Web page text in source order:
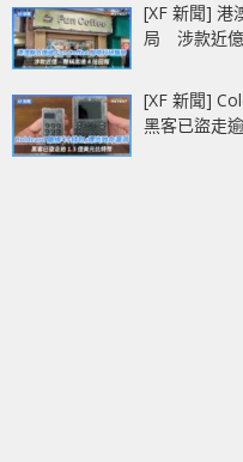
[XF 新聞] 港
局 涉款近
[XF 新聞]
黑客已盜走